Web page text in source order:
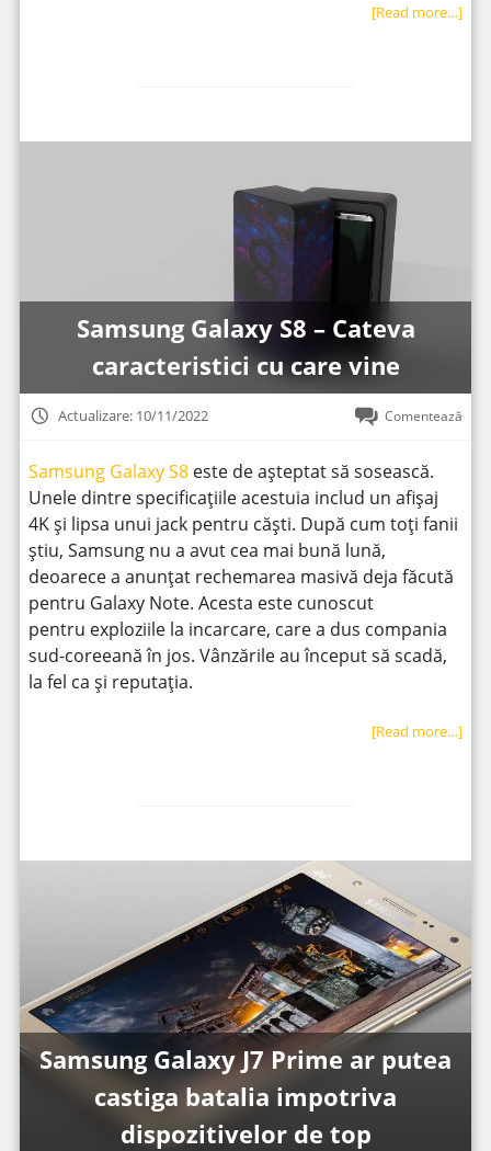
[Read more…]
Samsung Galaxy S8 – Cateva
caracteristici cu care vine
Actualizare: 10/11/2022 Comentează
Samsung Galaxy S8este de așteptat să sosească.
Unele dintre specificațiile acestuia includ un afișaj
4K și lipsa unui jack pentru căști. După cum toți fanii
știu, Samsung nu a avut cea mai bună lună,
deoarece a anunțat rechemarea masivă deja făcută
pentru Galaxy Note. Acesta este cunoscut
pentru exploziile la incarcare, care a dus compania
sud-coreeană în jos. Vânzările au început să scadă,
la fel ca și reputația.
[Read more…]
Samsung Galaxy J7 Prime ar putea
castiga batalia impotriva
dispozitivelor de top